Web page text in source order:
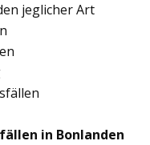
jeglicher Art
in Bonlanden